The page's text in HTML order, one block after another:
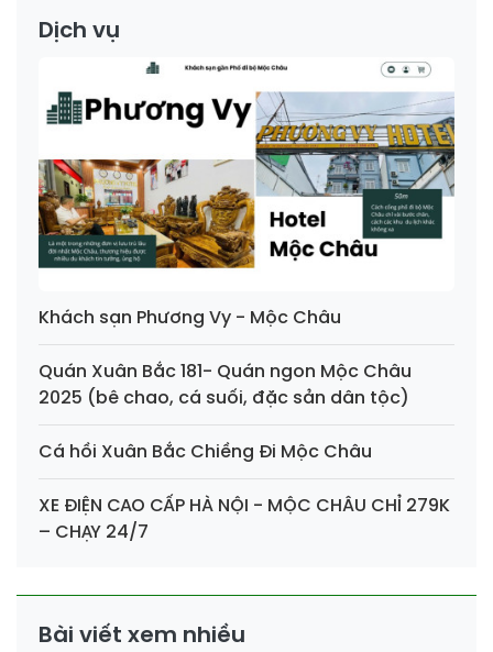
Dịch vụ
Khách sạn Phương Vy - Mộc Châu
Quán Xuân Bắc 181- Quán ngon Mộc Châu
2025 (bê chao, cá suối, đặc sản dân tộc)
Cá hồi Xuân Bắc Chiềng Đi Mộc Châu
XE ĐIỆN CAO CẤP HÀ NỘI - MỘC CHÂU CHỈ 279K
– CHẠY 24/7
Bài viết xem nhiều